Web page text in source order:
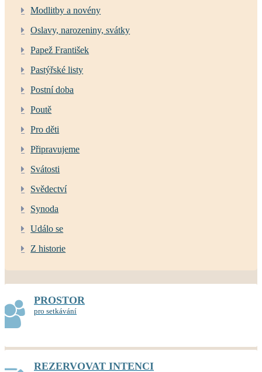
Modlitby a novény
Oslavy, narozeniny, svátky
Papež František
Pastýřské listy
Postní doba
Poutě
Pro děti
Připravujeme
Svátosti
Svědectví
Synoda
Událo se
Z historie
PROSTOR
pro setkávání
REZERVOVAT INTENCI